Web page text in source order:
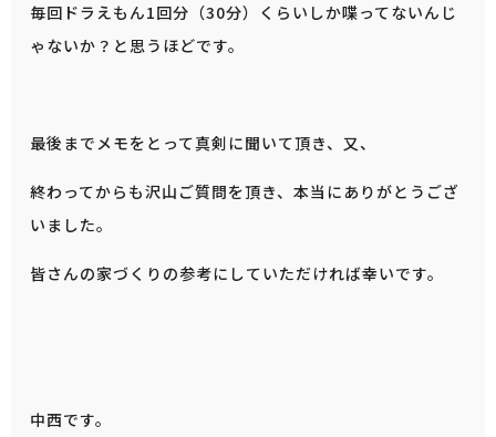
毎回ドラえもん1回分（30分）くらいしか喋ってないんじ
ゃないか？と思うほどです。
最後までメモをとって真剣に聞いて頂き、又、
終わってからも沢山ご質問を頂き、本当にありがとうござ
いました。
皆さんの家づくりの参考にしていただければ幸いです。
中西です。